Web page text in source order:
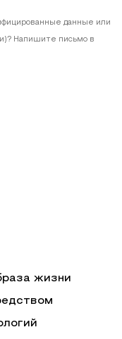
данные или
Напишите письмо в
жизни